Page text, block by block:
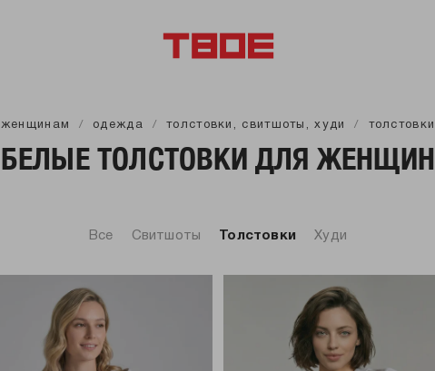
женщинам одежда толстовки, свитшоты, худи толстовки
БЕЛЫЕ ТОЛСТОВКИ ДЛЯ ЖЕНЩИН
Все Свитшоты Толстовки Худи